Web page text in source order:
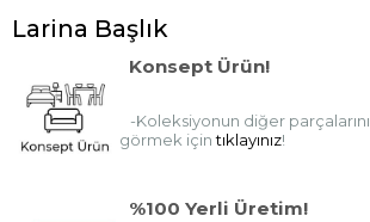
Larina Başlık
Konsept Ürün!
-Koleksiyonun diğer parçalarını
görmek içintıklayınız!
%100 Yerli Üretim!